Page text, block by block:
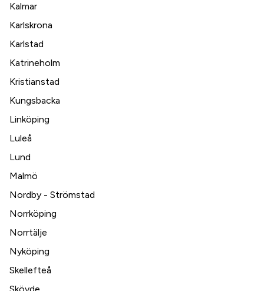
Kalmar
Karlskrona
Karlstad
Katrineholm
Kristianstad
Kungsbacka
Linköping
Luleå
Lund
Malmö
Nordby - Strömstad
Norrköping
Norrtälje
Nyköping
Skellefteå